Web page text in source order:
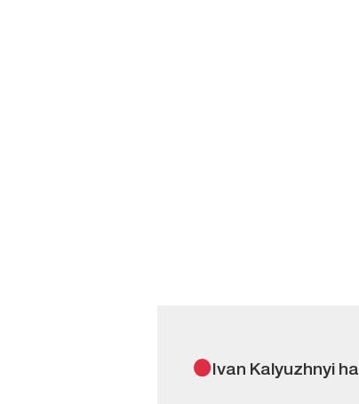
Ivan Kalyuzhnyi